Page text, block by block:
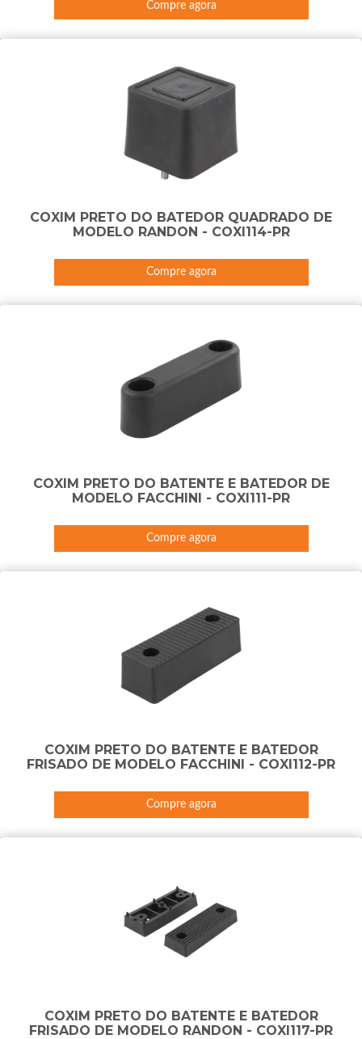
Compre agora
COXIM PRETO DO BATEDOR QUADRADO DE
MODELO RANDON - COXI114-PR
Compre agora
COXIM PRETO DO BATENTE E BATEDOR DE
MODELO FACCHINI - COXI111-PR
Compre agora
COXIM PRETO DO BATENTE E BATEDOR
FRISADO DE MODELO FACCHINI - COXI112-PR
Compre agora
COXIM PRETO DO BATENTE E BATEDOR
FRISADO DE MODELO RANDON - COXI117-PR